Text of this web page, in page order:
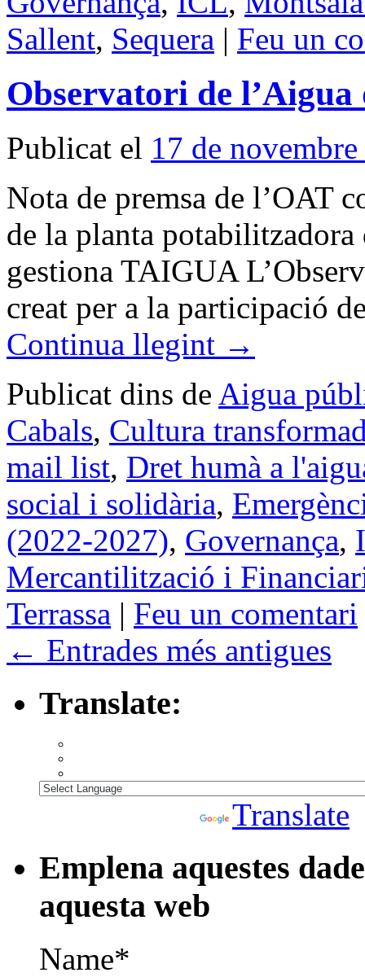
Sallent, Sequera | Feu un
Observatori de l’Aigua
Publicat el 17 de
Nota de premsa de l’OAT
de la planta potabilitzadora
gestiona TAIGUA
creat per a la participació
Continua llegint →
Publicat dins de Aigua
Cabals, Cultura
mail list, Dret humà a
social i solidària,
(2022-2027), Governança,
Mercantilització i
Terrassa | Feu un comentari
← Entrades més antigues
Translate:
Translate
Emplena aquestes
aquesta web
Name*